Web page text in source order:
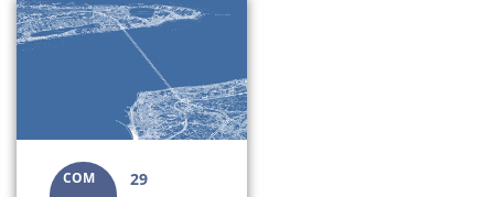
COM
29